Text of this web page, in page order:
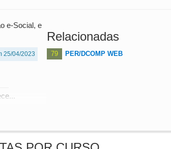
e-Social, e
25/04/2023
Relacionadas
79 PER/DCOMP WEB